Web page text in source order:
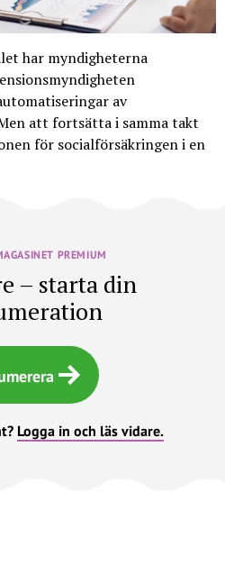
har myndigheterna
av
att fortsätta i samma takt
för socialförsäkringen i en
PREMIUM
– starta din
Logga in och läs vidare.